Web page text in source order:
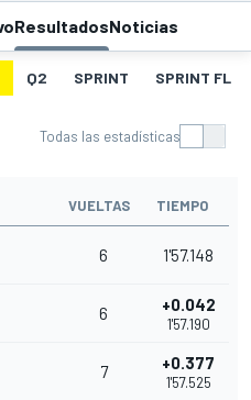
ResultadosNoticias
Q2 SPRINT SPRINT FL
Todas las estadísticas
VUELTAS TIEMPO
6 1'57.148
6 +0.042
1'57.190
7 +0.377
1'57.525